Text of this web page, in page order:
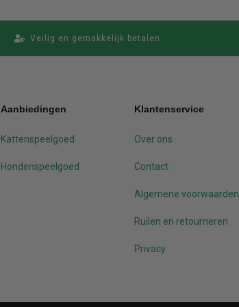
Veilig en gemakkelijk betalen
Aanbiedingen
Kattenspeelgoed
Hondenspeelgoed
Klantenservice
Over ons
Contact
Algemene voorwaarden
Ruilen en retourneren
Privacy